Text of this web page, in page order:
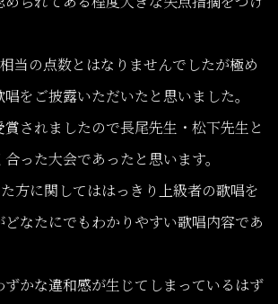
当の点数とはなりませんでしたが極め
をご披露いただいたと思いました。
賞されましたので長尾先生・松下先生と
った大会であったと思います。
方に関してははっきり上級者の歌唱を
どなたにでもわかりやすい歌唱内容であ
ずかな違和感が生じてしまっているはず